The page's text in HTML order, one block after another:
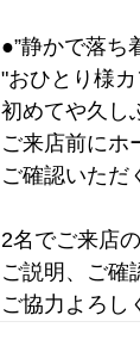
●”静かで落ち
"おひとり様カ
初めてや久し
ご来店前にホ
ご確認いただ
2名でご来店
ご説明、ご確
ご協力よろし